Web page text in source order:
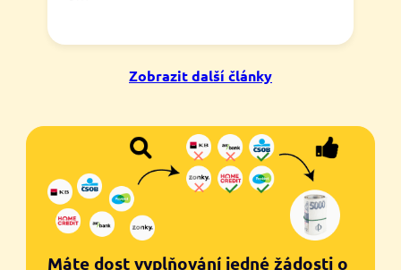
Zobrazit další články
Máte dost vyplňování jedné žádosti o